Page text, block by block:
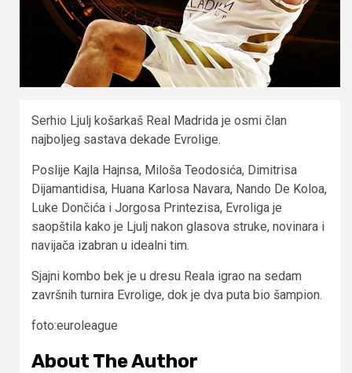
Serhio Ljulj košarkaš Real Madrida je osmi član
najboljeg sastava dekade Evrolige.
Poslije Kajla Hajnsa, Miloša Teodosića, Dimitrisa
Dijamantidisa, Huana Karlosa Navara, Nando De Koloa,
Luke Dončića i Jorgosa Printezisa, Evroliga je
saopštila kako je Ljulj nakon glasova struke, novinara i
navijača izabran u idealni tim.
Sjajni kombo bek je u dresu Reala igrao na sedam
završnih turnira Evrolige, dok je dva puta bio šampion.
foto:euroleague
About The Author